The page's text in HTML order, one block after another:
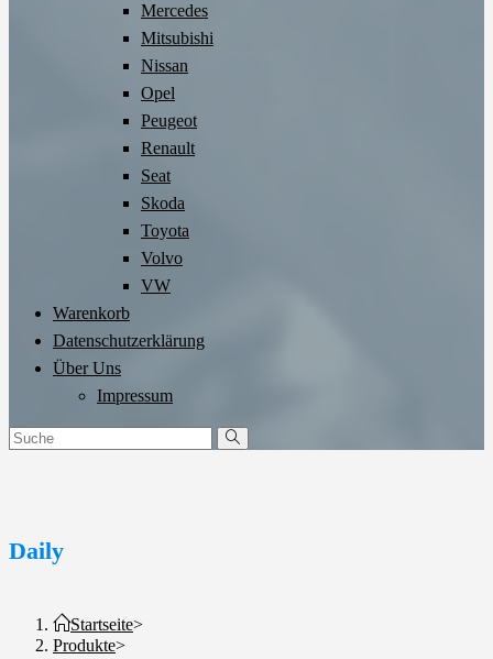
Mercedes
Mitsubishi
Nissan
Opel
Peugeot
Renault
Seat
Skoda
Toyota
Volvo
VW
Warenkorb
Datenschutzerklärung
Über Uns
Impressum
Daily
Startseite>
Produkte>